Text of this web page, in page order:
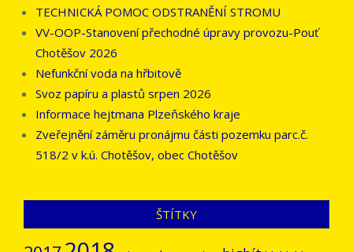
TECHNICKÁ POMOC ODSTRANĚNÍ STROMU
VV-OOP-Stanovení přechodné úpravy provozu-Pouť
Chotěšov 2026
Nefunkční voda na hřbitově
Svoz papíru a plastů srpen 2026
Informace hejtmana Plzeňského kraje
Zveřejnění záměru pronájmu části pozemku parc.č.
518/2 v k.ú. Chotěšov, obec Chotěšov
ŠTÍTKY